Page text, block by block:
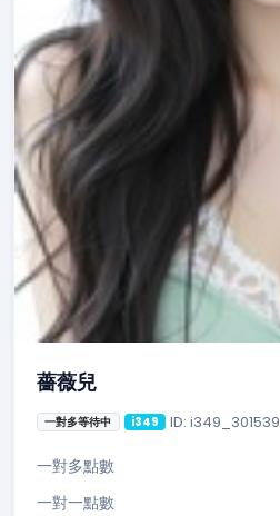
薔薇兒
一對多等待中 i349 ID: i349_301539
一對多點數
一對一點數